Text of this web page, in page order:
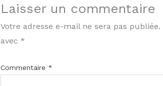
Laisser un commentaire
Votre adresse e-mail ne sera pas publiée.
avec *
Commentaire *